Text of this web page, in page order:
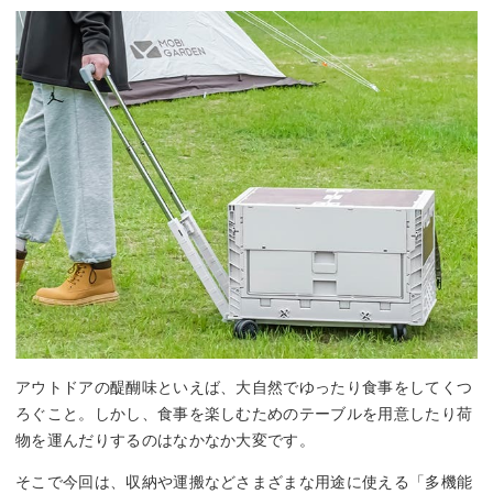
アウトドアの醍醐味といえば、大自然でゆったり食事をしてくつ
ろぐこと。しかし、食事を楽しむためのテーブルを用意したり荷
物を運んだりするのはなかなか大変です。
そこで今回は、収納や運搬などさまざまな用途に使える「多機能